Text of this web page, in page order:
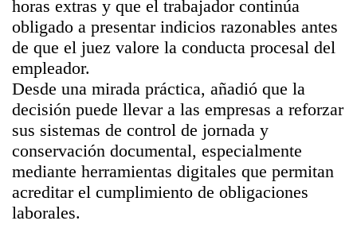
horas extras y que el trabajador continúa
obligado a presentar indicios razonables antes
de que el juez valore la conducta procesal del
empleador.
Desde una mirada práctica, añadió que la
decisión puede llevar a las empresas a reforzar
sus sistemas de control de jornada y
conservación documental, especialmente
mediante herramientas digitales que permitan
acreditar el cumplimiento de obligaciones
laborales.